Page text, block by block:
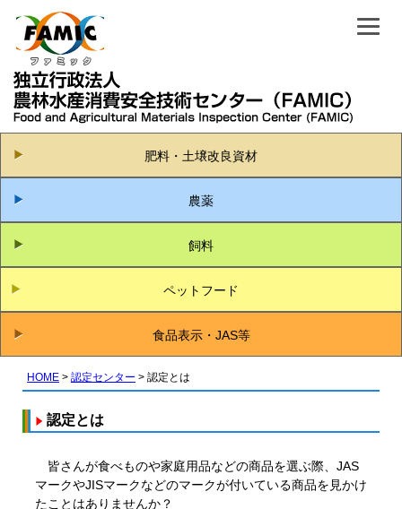
肥料・土壌改良資材
農薬
飼料
ペットフード
食品表示・JAS等
HOME 認定センター 認定とは
認定とは
皆さんが食べものや家庭用品などの商品を選ぶ際、JAS
マークやJISマークなどのマークが付いている商品を見かけ
たことはありませんか？